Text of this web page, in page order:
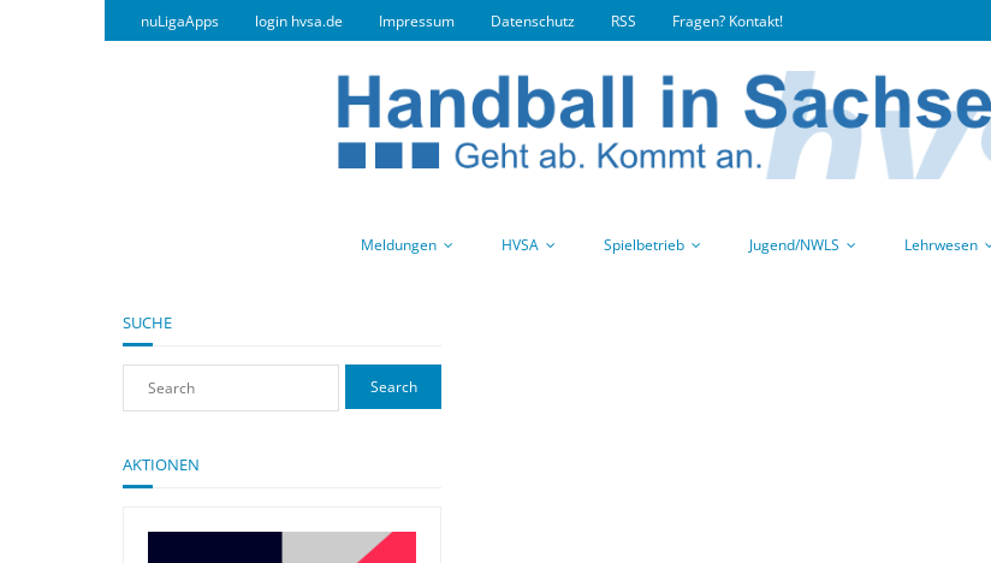
nuLigaApps login hvsa.de Impressum Datenschutz RSS Fragen? Kontakt!
Meldungen HVSA Spielbetrieb Jugend/NWLS Lehrwesen
SUCHE
AKTIONEN